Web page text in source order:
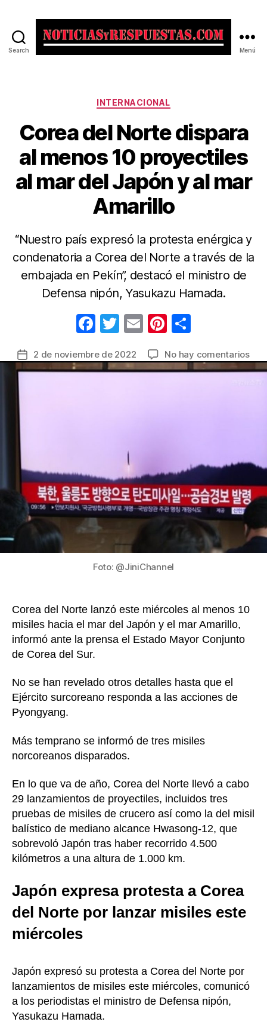
Search Menú
Categorías
INTERNACIONAL
Corea del Norte dispara
al menos 10 proyectiles
al mar del Japón y al mar
Amarillo
“Nuestro país expresó la protesta enérgica y
condenatoria a Corea del Norte a través de la
embajada en Pekín”, destacó el ministro de
Defensa nipón, Yasukazu Hamada.
F
c
e
T
itt
er
E
ail
Pi
er
e
m
p
Fecha
de
2 de noviembre de 2022 No hay comentariosen
mar
del
al
mar
Foto: @JiniChannel
Corea del Norte lanzó este miércoles al menos 10
misiles hacia el mar del Japón y el mar Amarillo,
informó ante la prensa el Estado Mayor Conjunto
de Corea del Sur.
No se han revelado otros detalles hasta que el
Ejército surcoreano responda a las acciones de
Pyongyang.
Más temprano se informó de tres misiles
norcoreanos disparados.
En lo que va de año, Corea del Norte llevó a cabo
29 lanzamientos de proyectiles, incluidos tres
pruebas de misiles de crucero así como la del misil
balístico de mediano alcance Hwasong-12, que
sobrevoló Japón tras haber recorrido 4.500
kilómetros a una altura de 1.000 km.
Japón expresa protesta a Corea
del Norte por lanzar misiles este
miércoles
Japón expresó su protesta a Corea del Norte por
lanzamientos de misiles este miércoles, comunicó
a los periodistas el ministro de Defensa nipón,
Yasukazu Hamada.